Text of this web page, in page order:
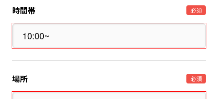
時間帯 必須
場所 必須